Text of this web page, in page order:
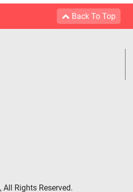
Back To Top
Rights Reserved.